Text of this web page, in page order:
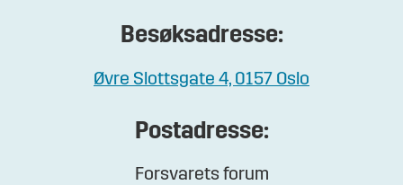
Besøksadresse:
Øvre Slottsgate 4, 0157 Oslo
Postadresse:
Forsvarets forum